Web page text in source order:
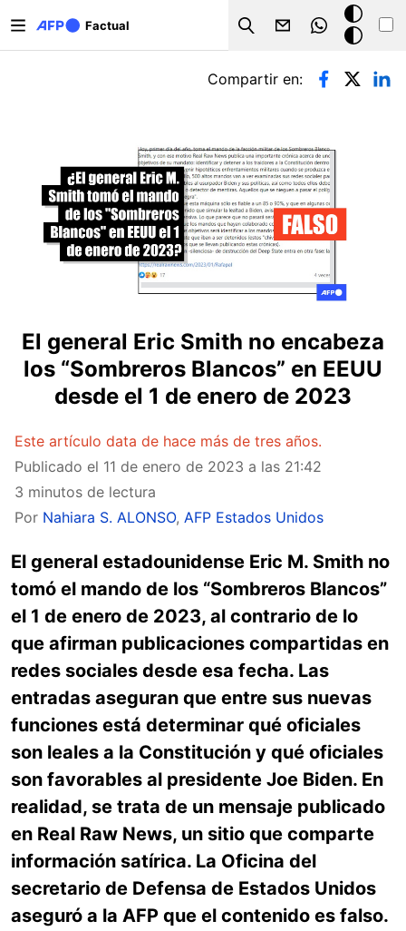
Factual
Search
Modo
oscuro
Solapas principales
Compartir en:
El general Eric Smith no encabeza
los “Sombreros Blancos” en EEUU
desde el 1 de enero de 2023
Este artículo data de hace más de tres años.
Publicado el 11 de enero de 2023 a las 21:42
3 minutos de lectura
Por Nahiara S. ALONSO, AFP Estados Unidos
El general estadounidense Eric M. Smith no
tomó el mando de los “Sombreros Blancos”
el 1 de enero de 2023, al contrario de lo
que afirman publicaciones compartidas en
redes sociales desde esa fecha. Las
entradas aseguran que entre sus nuevas
funciones está determinar qué oficiales
son leales a la Constitución y qué oficiales
son favorables al presidente Joe Biden. En
realidad, se trata de un mensaje publicado
en Real Raw News, un sitio que comparte
información satírica. La Oficina del
secretario de Defensa de Estados Unidos
aseguró a la AFP que el contenido es falso.